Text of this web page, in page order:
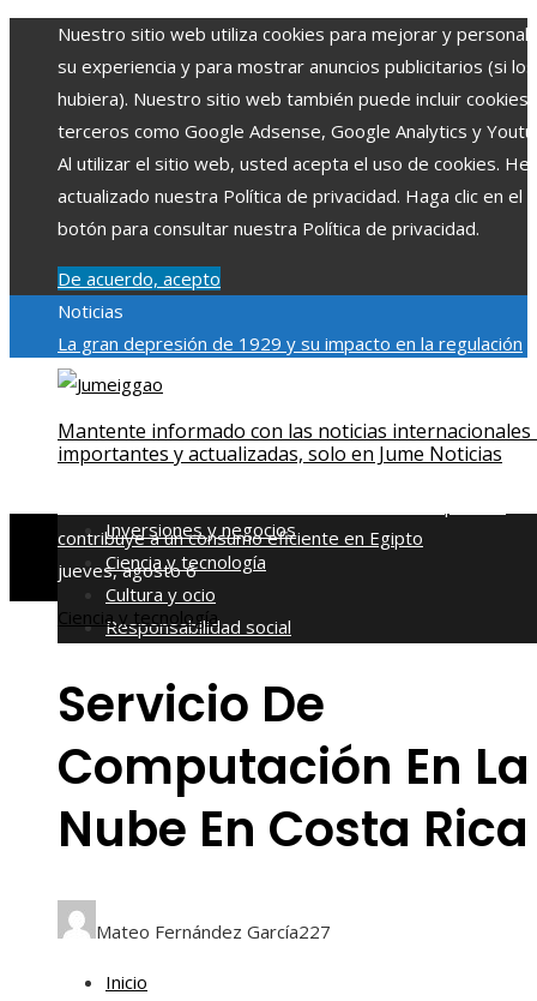
Nuestro sitio web utiliza cookies para mejorar y
su experiencia y para mostrar anuncios publicitarios (si los
hubiera). Nuestro sitio web también puede incluir cookies
terceros como Google Adsense, Google Analytics y
Al utilizar el sitio web, usted acepta el uso de cookies.
actualizado nuestra Política de privacidad. Haga clic en el
botón para consultar nuestra Política de privacidad.
De acuerdo, acepto
Noticias
La gran depresión de 1929 y su impacto en la regulación
bancariaLas 15 exploraciones espaciales que ampliaron
individuales más grandes y su impacto en la ciencia y
tecnología
Modelos de desarrollo sostenible basados en
contribuye a un consumo eficiente en Egipto
jueves, agosto 6
Mantente informado con las noticias internacionales
importantes y actualizadas, solo en Jume Noticias
Inversiones y negocios
Ciencia y tecnología
Cultura y ocio
Responsabilidad social
Ciencia y tecnología
Servicio De
Computación En La
Nube En Costa Rica
Mateo Fernández García227
Inicio